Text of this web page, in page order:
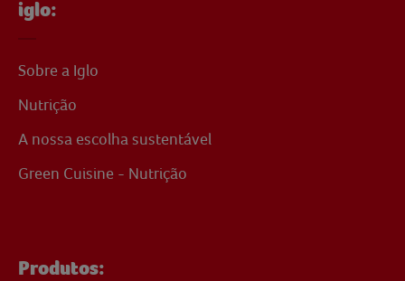
iglo:
Sobre a Iglo
Nutrição
A nossa escolha sustentável
Green Cuisine - Nutrição
Produtos: